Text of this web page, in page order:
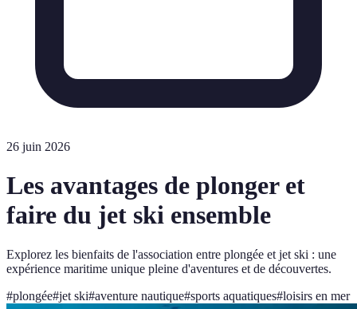
26 juin 2026
Les avantages de plonger et
faire du jet ski ensemble
Explorez les bienfaits de l'association entre plongée et jet ski : une
expérience maritime unique pleine d'aventures et de découvertes.
#plongée#jet ski#aventure nautique#sports aquatiques#loisirs en mer